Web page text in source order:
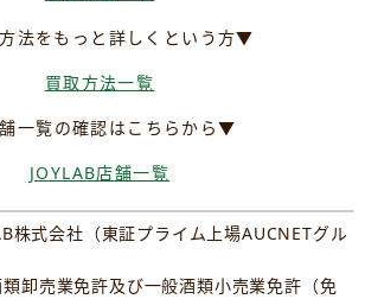
法をもっと詳しくという方▼
買取方法一覧
一覧の確認はこちらから▼
JOYLAB店舗一覧
式会社（東証プライム上場AUCNETグル
業免許及び一般酒類小売業免許（免